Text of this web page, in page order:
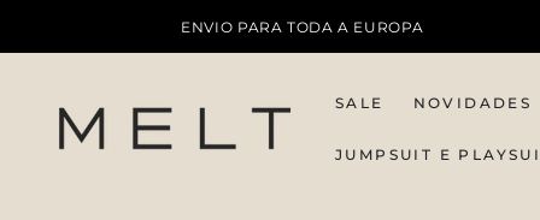
ENVIO PARA TODA A EUROPA
SALE NOVIDADES
JUMPSUIT E